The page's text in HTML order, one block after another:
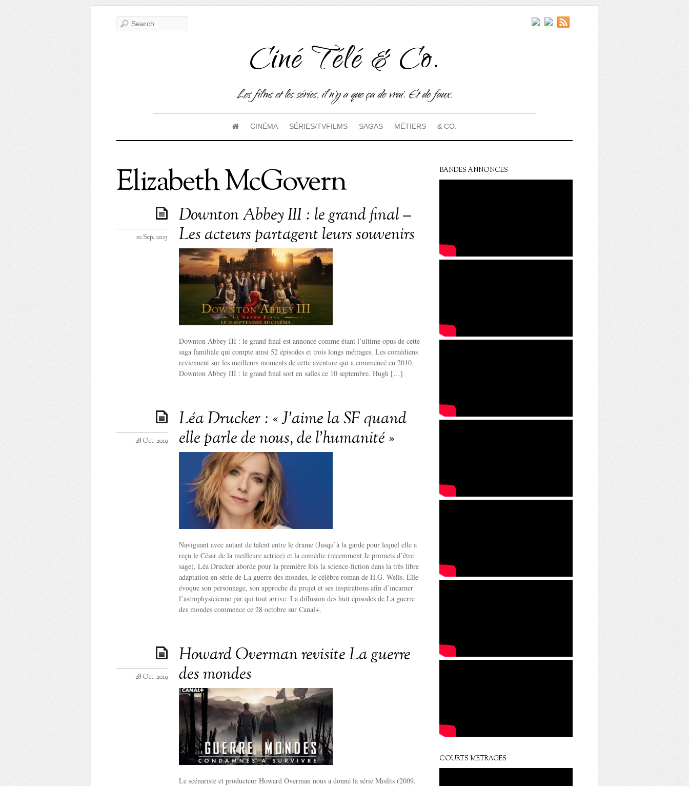
Ciné Télé & Co.
Les films et les séries, il n'y a que ça de vrai. Et de faux.
CINÉMA SÉRIES/TVFILMS SAGAS MÉTIERS & CO.
Elizabeth McGovern
Downton Abbey III : le grand final –
Les acteurs partagent leurs souvenirs
10 Sep. 2025
Downton Abbey III : le grand final est annoncé comme étant l’ultime opus de cette
saga familiale qui compte ainsi 52 épisodes et trois longs métrages. Les comédiens
reviennent sur les meilleurs moments de cette aventure qui a commencé en 2010.
Downton Abbey III : le grand final sort en salles ce 10 septembre. Hugh […]
Léa Drucker : « J’aime la SF quand
elle parle de nous, de l’humanité »
28 Oct. 2019
Naviguant avec autant de talent entre le drame (Jusqu’à la garde pour lequel elle a
reçu le César de la meilleure actrice) et la comédie (récemment Je promets d’être
sage), Léa Drucker aborde pour la première fois la science-fiction dans la très libre
adaptation en série de La guerre des mondes, le célèbre roman de H.G. Wells. Elle
évoque son personnage, son approche du projet et ses inspirations afin d’incarner
l’astrophysicienne par qui tout arrive. La diffusion des huit épisodes de La guerre
des mondes commence ce 28 octobre sur Canal+.
Howard Overman revisite La guerre
des mondes
28 Oct. 2019
Le scénariste et producteur Howard Overman nous a donné la série Misfits (2009,
BANDES ANNONCES
COURTS METRAGES